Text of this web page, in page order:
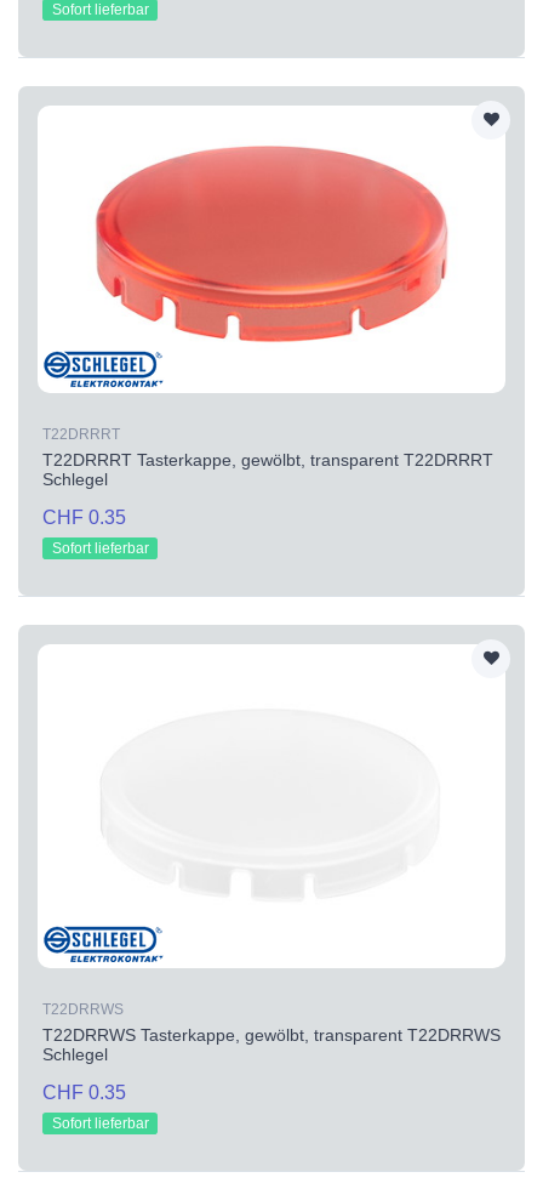
Sofort lieferbar
T22DRRRT
T22DRRRT Tasterkappe, gewölbt, transparent T22DRRRT
Schlegel
CHF 0.35
Sofort lieferbar
T22DRRWS
T22DRRWS Tasterkappe, gewölbt, transparent T22DRRWS
Schlegel
CHF 0.35
Sofort lieferbar